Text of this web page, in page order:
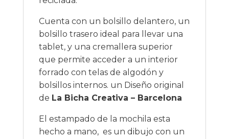
Cuenta con un bolsillo delantero, un
bolsillo trasero ideal para llevar una
tablet, y una cremallera superior
que permite acceder a un interior
forrado con telas de algodón y
bolsillos internos. un Diseño original
de La Bicha Creativa – Barcelona
El estampado de la mochila esta
hecho a mano, es un dibujo con un